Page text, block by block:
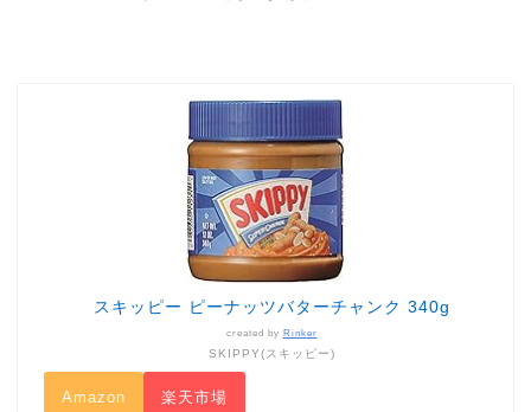
スキッピー ピーナッツバターチャンク 340g
created by Rinker
SKIPPY(スキッピー)
Amazon 楽天市場